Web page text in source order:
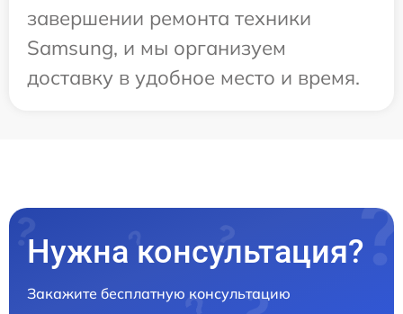
завершении ремонта техники
Samsung, и мы организуем
доставку в удобное место и время.
Нужна консультация?
Закажите бесплатную консультацию